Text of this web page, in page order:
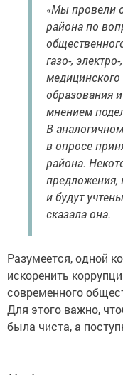
«Мы провели
района по
газо-,
образования
мнением
В
в опросе
района.
предложения,
и будут
сказала она.
Разумеется, одной
искоренить
современного
Для этого важно,
была чиста, а